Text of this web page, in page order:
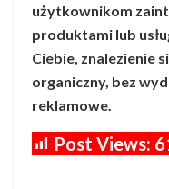
użytkownikom
produktami lub
Ciebie, znalezienie
organiczny, bez
reklamowe.
Post Views: